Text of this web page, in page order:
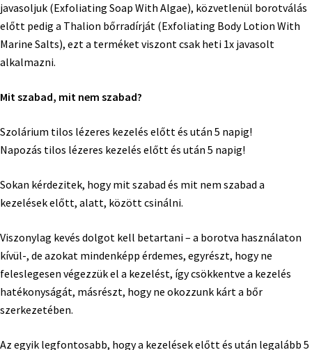
javasoljuk (Exfoliating Soap With Algae), közvetlenül borotválás
előtt pedig a Thalion bőrradírját (Exfoliating Body Lotion With
Marine Salts), ezt a terméket viszont csak heti 1x javasolt
alkalmazni.
Mit szabad, mit nem szabad?
Szolárium tilos lézeres kezelés előtt és után 5 napig!
Napozás tilos lézeres kezelés előtt és után 5 napig!
Sokan kérdezitek, hogy mit szabad és mit nem szabad a
kezelések előtt, alatt, között csinálni.
Viszonylag kevés dolgot kell betartani – a borotva használaton
kívül-, de azokat mindenképp érdemes, egyrészt, hogy ne
feleslegesen végezzük el a kezelést, így csökkentve a kezelés
hatékonyságát, másrészt, hogy ne okozzunk kárt a bőr
szerkezetében.
Az egyik legfontosabb, hogy a kezelések előtt és után legalább 5